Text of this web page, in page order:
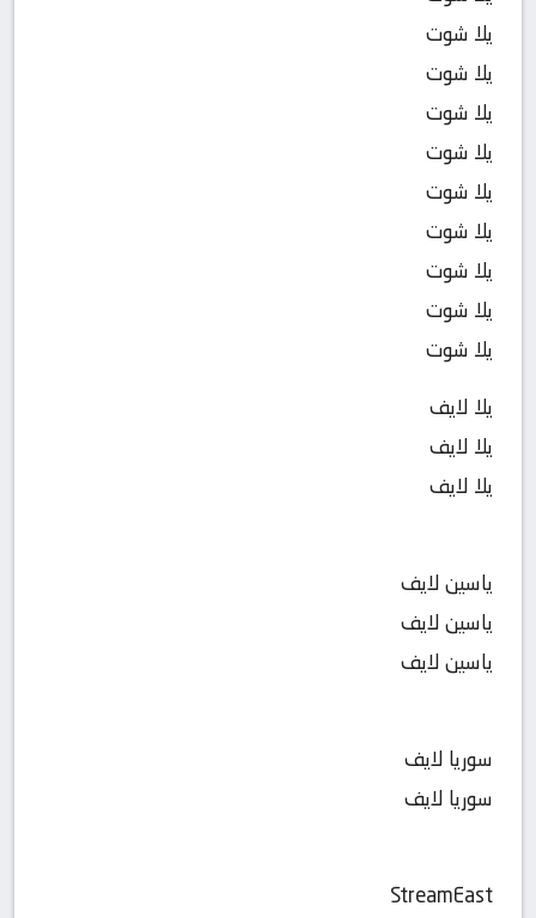
يلا شوت
يلا شوت
يلا شوت
يلا شوت
يلا شوت
يلا شوت
يلا شوت
يلا شوت
يلا شوت
يلا لايف
يلا لايف
يلا لايف
ياسين لايف
ياسين لايف
ياسين لايف
سوريا لايف
سوريا لايف
StreamEast